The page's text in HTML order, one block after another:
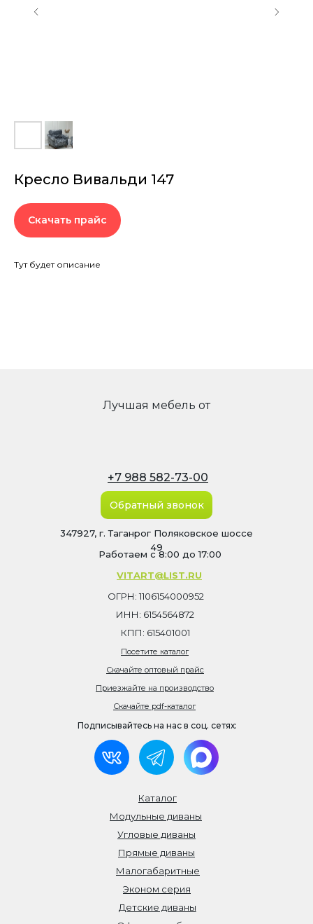
Кресло Вивальди 147
Скачать прайс
Тут будет описание
Детские диваны
Эконом серия
Малогабаритные
Прямые диваны
Угловые диваны
Модульные диваны
Каталог
Работаем с 8:00 до 17:00
347927, г. Таганрог Поляковское шоссе
49
VITART@LIST.RU
+7 988 582-73-00
Лучшая мебель от
Обратный звонок
Подписывайтесь на нас в соц. сетях:
Посетите каталог
Скачайте оптовый прайс
Приезжайте на производство
Скачайте pdf-каталог
КПП: 615401001
ИНН: 6154564872
ОГРН: 1106154000952